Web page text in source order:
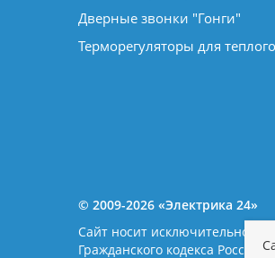
Дверные звонки "Гонги"
Терморегуляторы для
© 2009-2026 «Электрика 24»
Сайт носит исключительно
Гражданского кодекса